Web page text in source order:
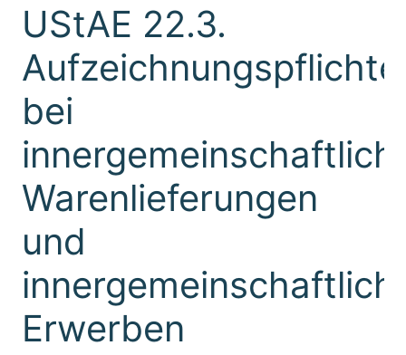
UStAE 22.3.
bei
Warenlieferungen
und
Erwerben